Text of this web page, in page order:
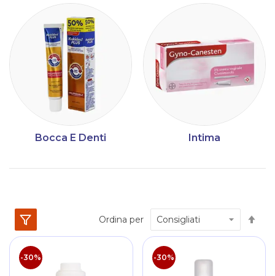
Bocca E Denti Intima
Ordina per
-30% -30%